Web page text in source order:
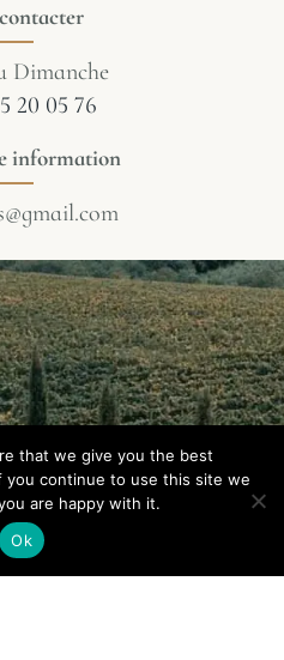
Dimanche
20 05 76
information
that we give you the best
continue to use this site we
are happy with it.
Ok